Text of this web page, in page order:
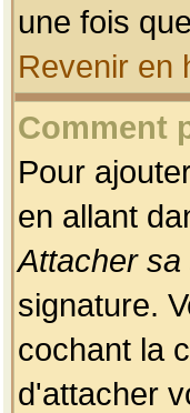
une fois
Revenir en
Comment
Pour
en allant
Attacher sa
signature.
cochant la
d'attacher